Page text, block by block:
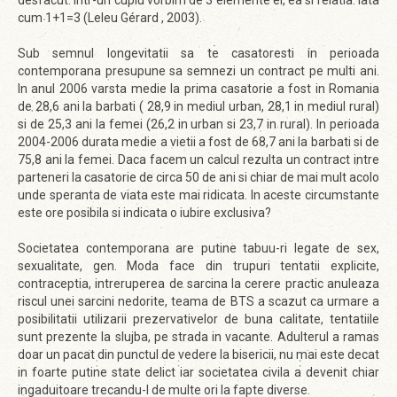
cum 1+1=3 (Leleu Gérard , 2003).
Sub semnul longevitatii sa te casatoresti in perioada
contemporana presupune sa semnezi un contract pe multi ani.
In anul 2006 varsta medie la prima casatorie a fost in Romania
de 28,6 ani la barbati ( 28,9 in mediul urban, 28,1 in mediul rural)
si de 25,3 ani la femei (26,2 in urban si 23,7 in rural). In perioada
2004-2006 durata medie a vietii a fost de 68,7 ani la barbati si de
75,8 ani la femei. Daca facem un calcul rezulta un contract intre
parteneri la casatorie de circa 50 de ani si chiar de mai mult acolo
unde speranta de viata este mai ridicata. In aceste circumstante
este ore posibila si indicata o iubire exclusiva?
Societatea contemporana are putine tabuu-ri legate de sex,
sexualitate, gen. Moda face din trupuri tentatii explicite,
contraceptia, intreruperea de sarcina la cerere practic anuleaza
riscul unei sarcini nedorite, teama de BTS a scazut ca urmare a
posibilitatii utilizarii prezervativelor de buna calitate, tentatiile
sunt prezente la slujba, pe strada in vacante. Adulterul a ramas
doar un pacat din punctul de vedere la bisericii, nu mai este decat
in foarte putine state delict iar societatea civila a devenit chiar
ingaduitoare trecandu-l de multe ori la fapte diverse.